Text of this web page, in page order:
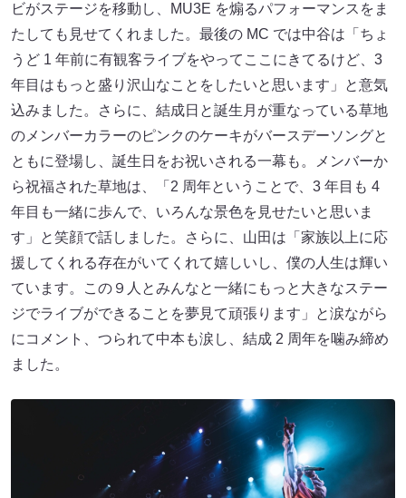
ビがステージを移動し、MU3E を煽るパフォーマンスをま
たしても見せてくれました。最後の MC では中谷は「ちょ
うど 1 年前に有観客ライブをやってここにきてるけど、3
年目はもっと盛り沢山なことをしたいと思います」と意気
込みました。さらに、結成日と誕生月が重なっている草地
のメンバーカラーのピンクのケーキがバースデーソングと
ともに登場し、誕生日をお祝いされる一幕も。メンバーか
ら祝福された草地は、「2 周年ということで、3 年目も 4
年目も一緒に歩んで、いろんな景色を見せたいと思いま
す」と笑顔で話しました。さらに、山田は「家族以上に応
援してくれる存在がいてくれて嬉しいし、僕の人生は輝い
ています。この９人とみんなと一緒にもっと大きなステー
ジでライブができることを夢見て頑張ります」と涙ながら
にコメント、つられて中本も涙し、結成 2 周年を噛み締め
ました。